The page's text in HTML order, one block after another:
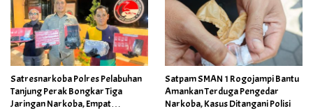
Satresnarkoba Polres Pelabuhan
Tanjung Perak Bongkar Tiga
Jaringan Narkoba, Empat
Satpam SMAN 1 Rogojampi Bantu
Amankan Terduga Pengedar
Narkoba, Kasus Ditangani Polisi